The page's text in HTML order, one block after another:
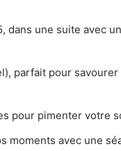
dans une suite avec
parfait pour savourer
pour pimenter votre
moments avec une